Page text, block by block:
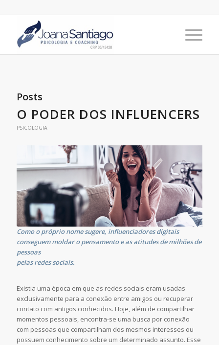
Posts
O PODER DOS INFLUENCERS
PSICOLOGIA
Como o próprio nome sugere, influenciadores digitais
conseguem moldar o pensamento e as atitudes de milhões de
pessoas
pelas redes sociais.
Existia uma época em que as redes sociais eram usadas
exclusivamente para a conexão entre amigos ou recuperar
contato com antigos conhecidos. Hoje, além de compartilhar
momentos pessoais, encontra-se uma busca por conexão
com pessoas que compartilham dos mesmos interesses ou
possuem conhecimento sobre um determinado assunto. Esse